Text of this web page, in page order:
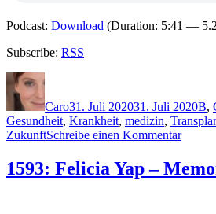
Podcast: Download (Duration: 5:41 —
Subscribe: RSS
Autor
Caro31. Juli 202031. Juli 2020B,
Gesundheit, Krankheit, medizin,
ZukunftSchreibe einen Kommentarzu
Zoë
Beck
1593: Felicia Yap –